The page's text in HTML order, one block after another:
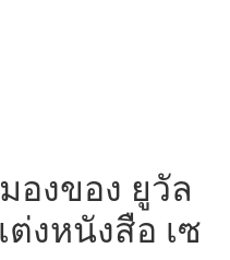
องของ ยูวัล
งหนังสือ เซ